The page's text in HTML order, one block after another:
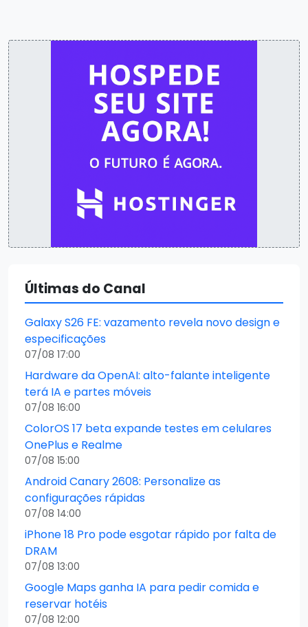
Últimas do Canal
Galaxy S26 FE: vazamento revela novo design e
especificações
07/08 17:00
Hardware da OpenAI: alto-falante inteligente
terá IA e partes móveis
07/08 16:00
ColorOS 17 beta expande testes em celulares
OnePlus e Realme
07/08 15:00
Android Canary 2608: Personalize as
configurações rápidas
07/08 14:00
iPhone 18 Pro pode esgotar rápido por falta de
DRAM
07/08 13:00
Google Maps ganha IA para pedir comida e
reservar hotéis
07/08 12:00